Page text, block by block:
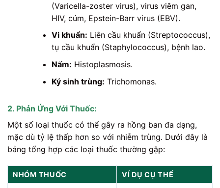
(Varicella-zoster virus), virus viêm gan,
HIV, cúm, Epstein-Barr virus (EBV).
Vi khuẩn: Liên cầu khuẩn (Streptococcus),
tụ cầu khuẩn (Staphylococcus), bệnh lao.
Nấm: Histoplasmosis.
Ký sinh trùng: Trichomonas.
2. Phản Ứng Với Thuốc:
Một số loại thuốc có thể gây ra hồng ban đa dạng,
mặc dù tỷ lệ thấp hơn so với nhiễm trùng. Dưới đây là
bảng tổng hợp các loại thuốc thường gặp:
NHÓM THUỐC VÍ DỤ CỤ THỂ